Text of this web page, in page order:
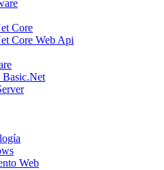
Core
Core Web Api
Basic.Net
Web